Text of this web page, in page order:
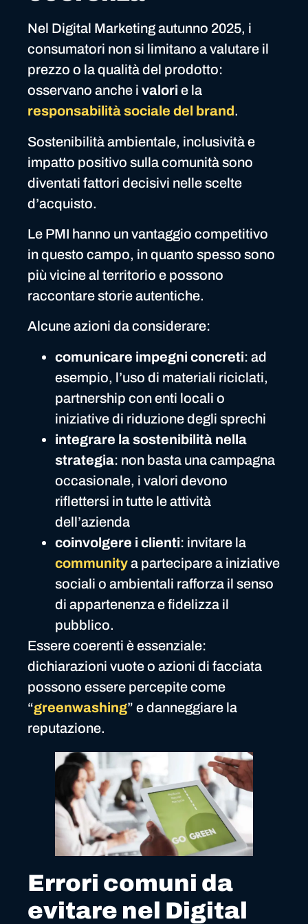
Nel Digital Marketing autunno 2025, i
consumatori non si limitano a valutare il
prezzo o la qualità del prodotto:
osservano anche i valori e la
responsabilità sociale del brand.
Sostenibilità ambientale, inclusività e
impatto positivo sulla comunità sono
diventati fattori decisivi nelle scelte
d’acquisto.
Le PMI hanno un vantaggio competitivo
in questo campo, in quanto spesso sono
più vicine al territorio e possono
raccontare storie autentiche.
Alcune azioni da considerare:
comunicare impegni concreti: ad
esempio, l’uso di materiali riciclati,
partnership con enti locali o
iniziative di riduzione degli sprechi
integrare la sostenibilità nella
strategia: non basta una campagna
occasionale, i valori devono
riflettersi in tutte le attività
dell’azienda
coinvolgere i clienti: invitare la
communitya partecipare a iniziative
sociali o ambientali rafforza il senso
di appartenenza e fidelizza il
pubblico.
Essere coerenti è essenziale:
dichiarazioni vuote o azioni di facciata
possono essere percepite come
“greenwashing” e danneggiare la
reputazione.
Errori comuni da
evitare nel Digital